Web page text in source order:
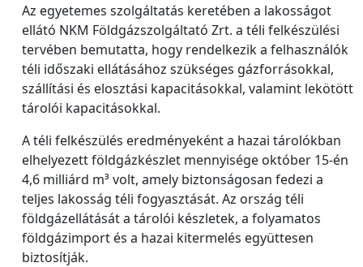
Az egyetemes szolgáltatás keretében a lakosságot
ellátó NKM Földgázszolgáltató Zrt. a téli felkészülési
tervében bemutatta, hogy rendelkezik a felhasználók
téli időszaki ellátásához szükséges gázforrásokkal,
szállítási és elosztási kapacitásokkal, valamint lekötött
tárolói kapacitásokkal.
A téli felkészülés eredményeként a hazai tárolókban
elhelyezett földgázkészlet mennyisége október 15-én
4,6 milliárd m³ volt, amely biztonságosan fedezi a
teljes lakosság téli fogyasztását. Az ország téli
földgázellátását a tárolói készletek, a folyamatos
földgázimport és a hazai kitermelés együttesen
biztosítják.